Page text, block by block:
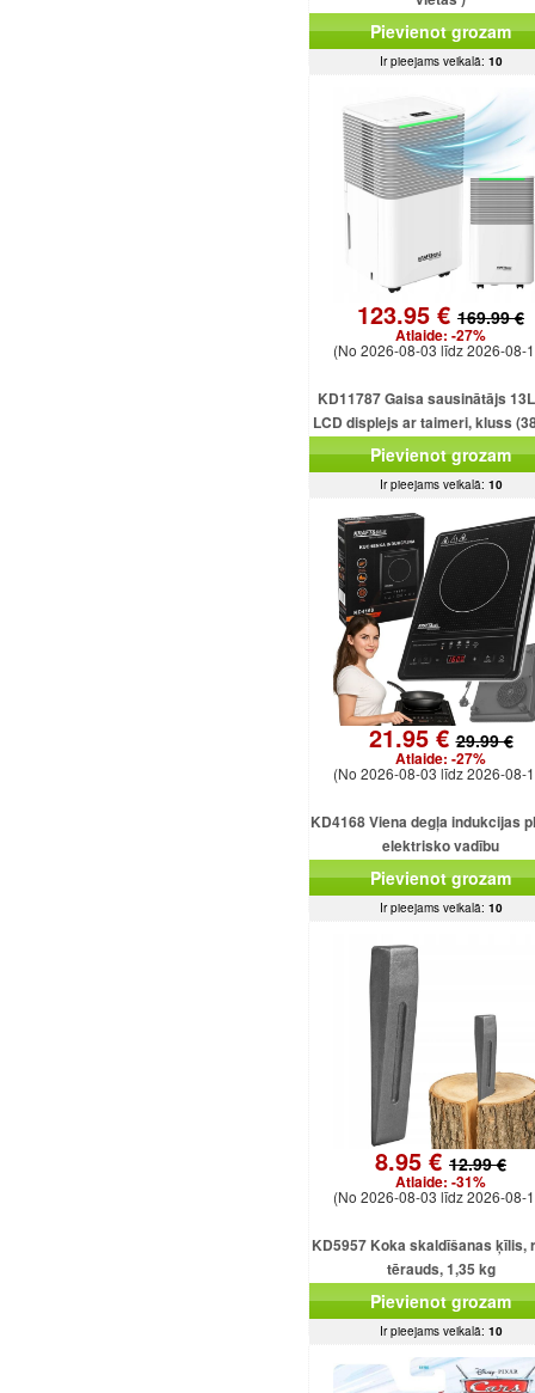
Pievienot grozam
Ir pieejams veikalā: 10
123.95 € 169.99 €
Atlaide: -27%
(No 2026-08-03 līdz 2026-08-
KD11787 Gaisa sausinātājs
LCD displejs ar taimeri, kluss
2,5 l tvertne
Pievienot grozam
Ir pieejams veikalā: 10
21.95 €29.99 €
Atlaide: -27%
(No 2026-08-03 līdz 2026-08-
KD4168 Viena degļa indukcijas
elektrisko vadību
Pievienot grozam
Ir pieejams veikalā: 10
8.95 €12.99 €
Atlaide: -31%
(No 2026-08-03 līdz 2026-08-
KD5957 Koka skaldīšanas ķīlis,
tērauds, 1,35 kg
Pievienot grozam
Ir pieejams veikalā: 10